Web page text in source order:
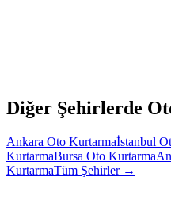
Diğer Şehirlerde
Ankara Oto Kurtarmaİstanbul
KurtarmaBursa Oto Kurtarma
KurtarmaTüm Şehirler →